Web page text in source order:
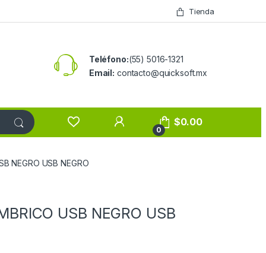
Tienda
Teléfono:(55) 5016-1321
Email: contacto@quicksoft.mx
0
$0.00
NEGRO USB NEGRO
USB NEGRO USB